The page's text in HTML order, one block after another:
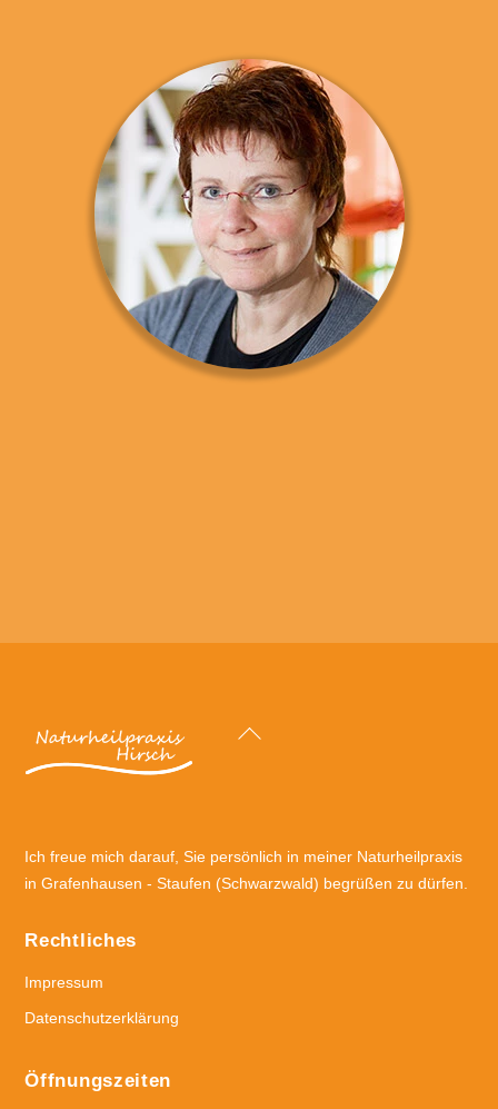
Back
Ich freue mich darauf, Sie persönlich in meiner Naturheilpraxis
in Grafenhausen - Staufen (Schwarzwald) begrüßen zu dürfen.
Rechtliches
Impressum
Datenschutzerklärung
Öffnungszeiten